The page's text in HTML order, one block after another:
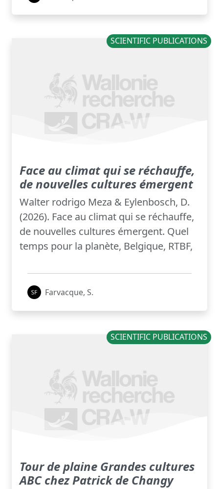
SCIENTIFIC PUBLICATIONS
Face au climat qui se réchauffe,
de nouvelles cultures émergent
Walter rodrigo Meza & Eylenbosch, D.
(2026). Face au climat qui se réchauffe,
de nouvelles cultures émergent. Quel
temps pour la planète, Belgique, RTBF,
Farvacque, S.
SCIENTIFIC PUBLICATIONS
Tour de plaine Grandes cultures
ABC chez Patrick de Changy